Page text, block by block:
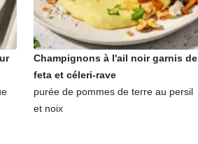
Champignons à l'ail noir garnis de
feta et céleri-rave
purée de pommes de terre au persil
et noix